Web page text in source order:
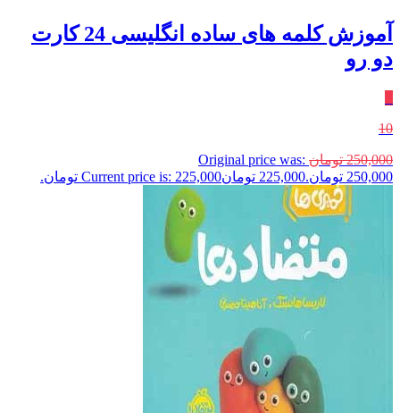
آموزش کلمه های ساده‌ انگلیسی 24‌ کارت‌
دو رو
10
250,000 تومان Original price was:
250,000 تومان.
225,000 تومانCurrent price is: 225,000 تومان.